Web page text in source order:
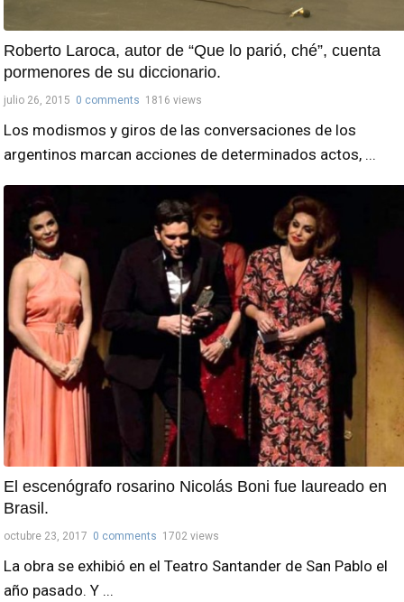
Roberto Laroca, autor de “Que lo parió, ché”, cuenta
pormenores de su diccionario.
julio 26, 2015 0 comments 1816 views
Los modismos y giros de las conversaciones de los
argentinos marcan acciones de determinados actos, ...
El escenógrafo rosarino Nicolás Boni fue laureado en
Brasil.
octubre 23, 2017 0 comments 1702 views
La obra se exhibió en el Teatro Santander de San Pablo el
año pasado. Y ...